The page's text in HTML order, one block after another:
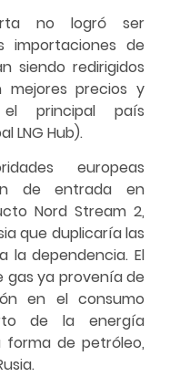
no logró ser
importaciones de
siendo redirigidos
mejores precios y
principal país
LNG Hub).
europeas
de entrada en
Nord Stream 2,
que duplicaría las
la dependencia. El
gas ya provenía de
en el consumo
de la energía
forma de petróleo,